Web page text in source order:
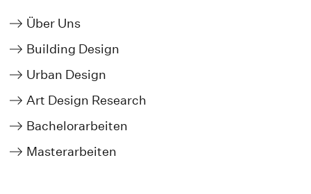
Über Uns
Building Design
Urban Design
Art Design Research
Bachelorarbeiten
Masterarbeiten